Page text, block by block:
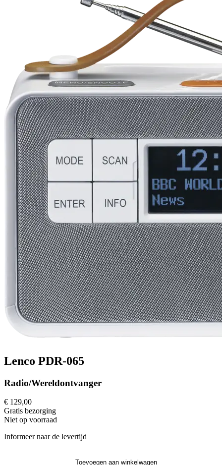
Lenco PDR-065
Radio/Wereldontvanger
€ 129,00
Gratis bezorging
Niet op voorraad
Informeer naar de levertijd
Toevoegen aan winkelwagen